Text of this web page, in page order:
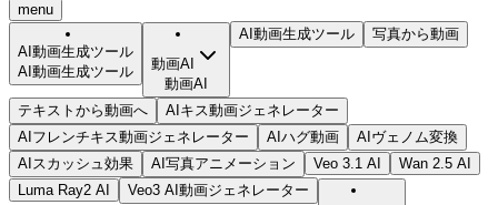
menu
AI動画生成ツール
AI動画生成ツール
動画AI
動画AI
AI動画生成ツール 写真から動画
テキストから動画へ
AIキス動画ジェネレーター
AIフレンチキス動画ジェネレーター
AIハグ動画
AIヴェノム変換
AIスカッシュ効果
AI写真アニメーション Veo 3.1 AI
Wan 2.5 AI
Luma Ray2 AI
Veo3 AI動画ジェネレーター